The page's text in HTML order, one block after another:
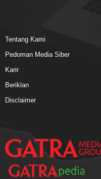
Tentang Kami
Pedoman Media Siber
Karir
Beriklan
Disclaimer